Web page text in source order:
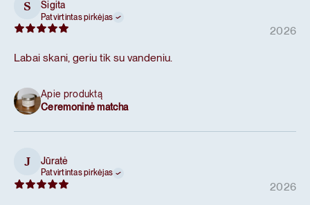
S Sigita
Patvirtintas pirkėjas
2026
Labai skani, geriu tik su vandeniu.
Apie produktą
Ceremoninė matcha
J Jūratė
Patvirtintas pirkėjas
2026